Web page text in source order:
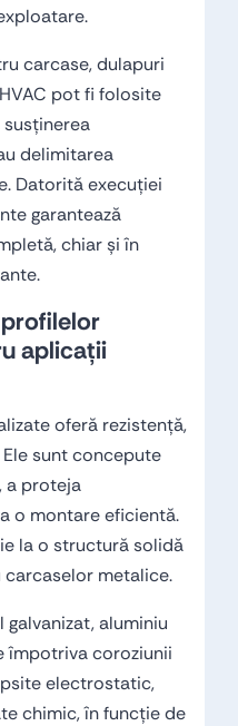
carcase, dulapuri
pot fi folosite
delimitarea
Datorită execuției
garantează
chiar și în
aplicații
oferă rezistență,
sunt concepute
a proteja
o montare eficientă.
la o structură solidă
metalice.
aluminiu
împotriva coroziunii
electrostatic,
chimic, în funcție de